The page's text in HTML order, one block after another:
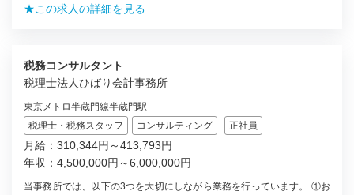
★この求人の詳細を見る
税務コンサルタント
税理士法人ひばり会計事務所
東京メトロ半蔵門線半蔵門駅
税理士・税務スタッフ
コンサルティング 正社員
月給：310,344円～413,793円
年収：4,500,000円～6,000,000円
当事務所では、以下の3つを大切にしながら業務を行っています。 ①お